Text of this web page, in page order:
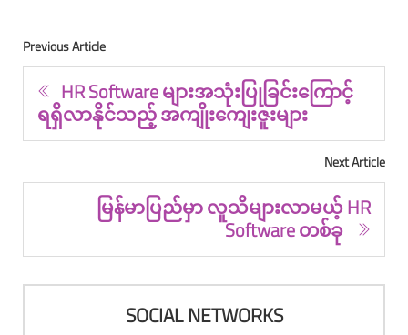
Previous Article
HR Software များအသုံးပြုခြင်းကြောင့်
ရရှိလာနိုင်သည့် အကျိုးကျေးဇူးများ
Next Article
မြန်မာပြည်မှာ လူသိများလာမယ့် HR
Software တစ်ခု
SOCIAL NETWORKS